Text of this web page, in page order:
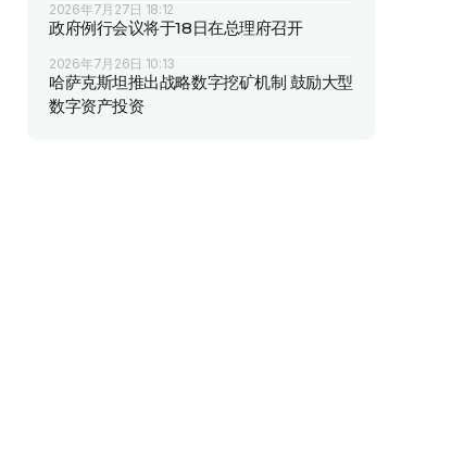
2026年7月27日 18:12
政府例行会议将于18日在总理府召开
2026年7月26日 10:13
哈萨克斯坦推出战略数字挖矿机制 鼓励大型
数字资产投资